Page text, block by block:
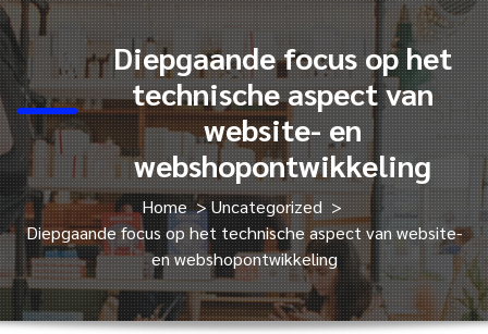
Diepgaande focus op het
technische aspect van
website- en
webshopontwikkeling
Home>Uncategorized>
Diepgaande focus op het technische aspect van website-
en webshopontwikkeling